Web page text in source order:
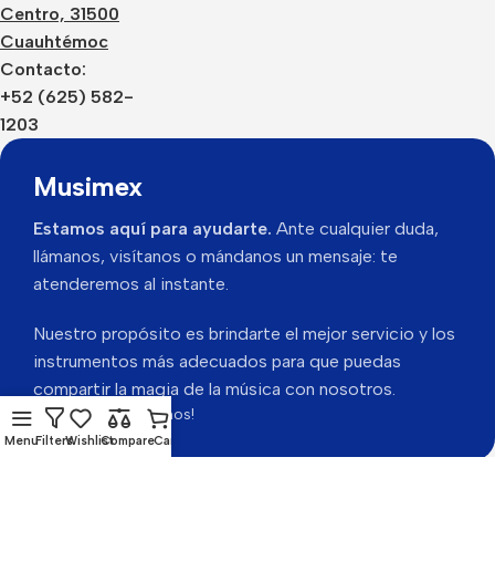
Centro, 31500
Cuauhtémoc
Contacto:
+52 (625) 582-
1203
Musimex
Estamos aquí para ayudarte. Ante cualquier duda,
llámanos, visítanos o mándanos un mensaje: te
atenderemos al instante.
Nuestro propósito es brindarte el mejor servicio y los
instrumentos más adecuados para que puedas
compartir la magia de la música con nosotros.
Gracias por visitarnos!
MenuFiltersWishlistCompareCart